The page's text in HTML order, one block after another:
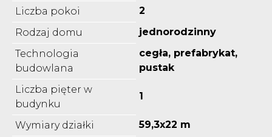
Liczba pokoi
2
Rodzaj domu
jednorodzinny
Technologia
budowlana
cegła, prefabrykat,
pustak
Liczba pięter w
budynku
1
Wymiary działki 59,3x22 m